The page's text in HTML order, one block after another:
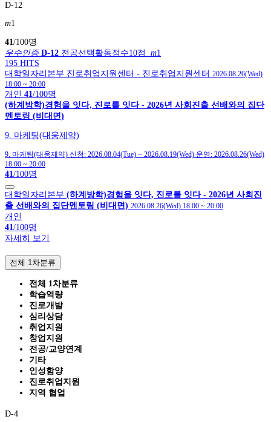
D-12
m1
41/100명
우수인증 D-12 전공선택활동점수10점 m1
195 HITS
대학일자리본부 진로취업지원센터 - 진로취업지원센터 2026.08.26(Wed)
18:00 ~ 20:00
개인 41/100명
(하계방학)경험을 잇다, 진로를 잇다 - 2026년 사회진출 선배와의 집단
멘토링 (비대면)
9. 마케팅(대웅제약)
9. 마케팅(대웅제약) 신청: 2026.08.04(Tue) ~ 2026.08.19(Wed) 운영: 2026.08.26(Wed)
18:00 ~ 20:00
41/100명
대학일자리본부 (하계방학)경험을 잇다, 진로를 잇다 - 2026년 사회진
출 선배와의 집단멘토링 (비대면) 2026.08.26(Wed) 18:00 ~ 20:00
개인
41/100명
자세히 보기
전체 1차분류
전체 1차분류
학습역량
진로개발
심리상담
취업지원
창업지원
전공/교양연계
기타
인성함양
진로취업지원
지역 협업
D-4